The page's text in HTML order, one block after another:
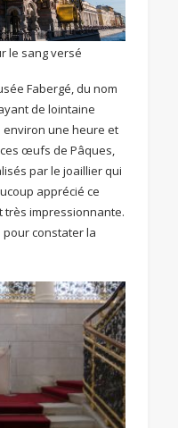
le sang versé
Fabergé, du nom
de lointaine
environ une heure et
œufs de Pâques,
par le joaillier qui
apprécié ce
très impressionnante.
constater la